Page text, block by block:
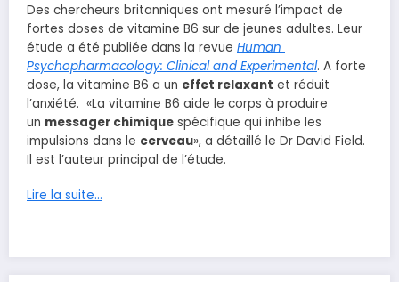
Des chercheurs britanniques ont mesuré l’impact de
fortes doses de vitamine B6 sur de jeunes adultes. Leur
étude a été publiée dans la revue Human
Psychopharmacology: Clinical and Experimental. A forte
dose, la vitamine B6 a un effet relaxant et réduit
l’anxiété. «La vitamine B6 aide le corps à produire
un messager chimique spécifique qui inhibe les
impulsions dans le cerveau», a détaillé le Dr David Field.
Il est l’auteur principal de l’étude.
Lire la suite…